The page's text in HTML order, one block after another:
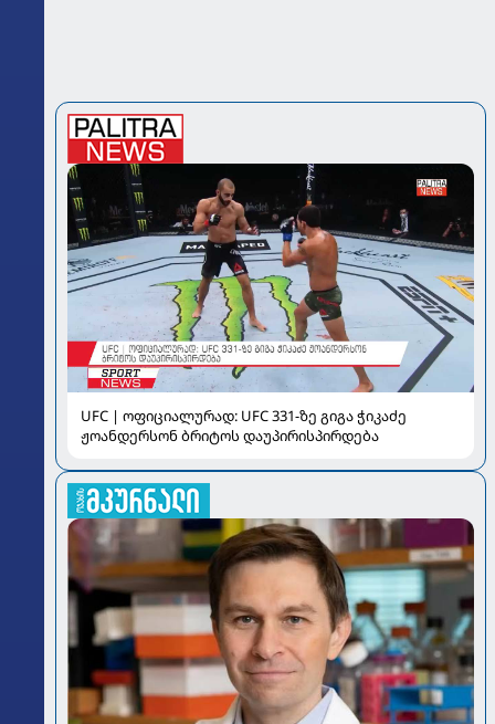
UFC | ოფიციალურად: UFC 331-ზე გიგა ჭიკაძე
ჟოანდერსონ ბრიტოს დაუპირისპირდება